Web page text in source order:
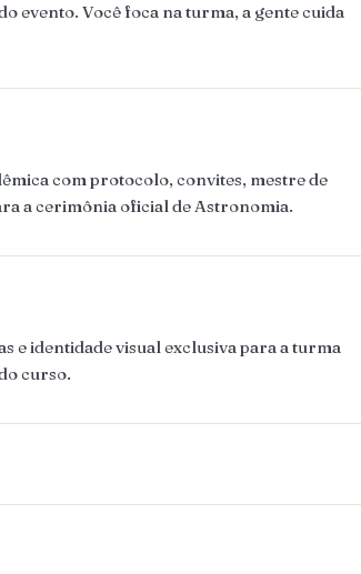
evento. Você foca na turma, a gente cuida
com protocolo, convites, mestre de
a cerimônia oficial de Astronomia.
e identidade visual exclusiva para a turma
curso.